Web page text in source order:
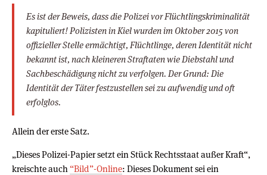
Es ist der Beweis, dass die Polizei vor Flüchtlingskriminalität
kapituliert! Polizisten in Kiel wurden im Oktober 2015 von
offizieller Stelle ermächtigt, Flüchtlinge, deren Identität nicht
bekannt ist, nach kleineren Straftaten wie Diebstahl und
Sachbeschädigung nicht zu verfolgen. Der Grund: Die
Identität der Täter festzustellen sei zu aufwendig und oft
erfolglos.
Allein der erste Satz.
„Dieses Polizei-Papier setzt ein Stück Rechtsstaat außer Kraft“,
kreischte auch “Bild”-Online: Dieses Dokument sei ein